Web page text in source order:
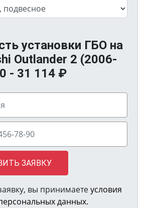
установки ГБО на
Outlander 2 (2006-
- 31 114 ₽
ЗАЯВКУ
вы принимаетеусловия
данных.